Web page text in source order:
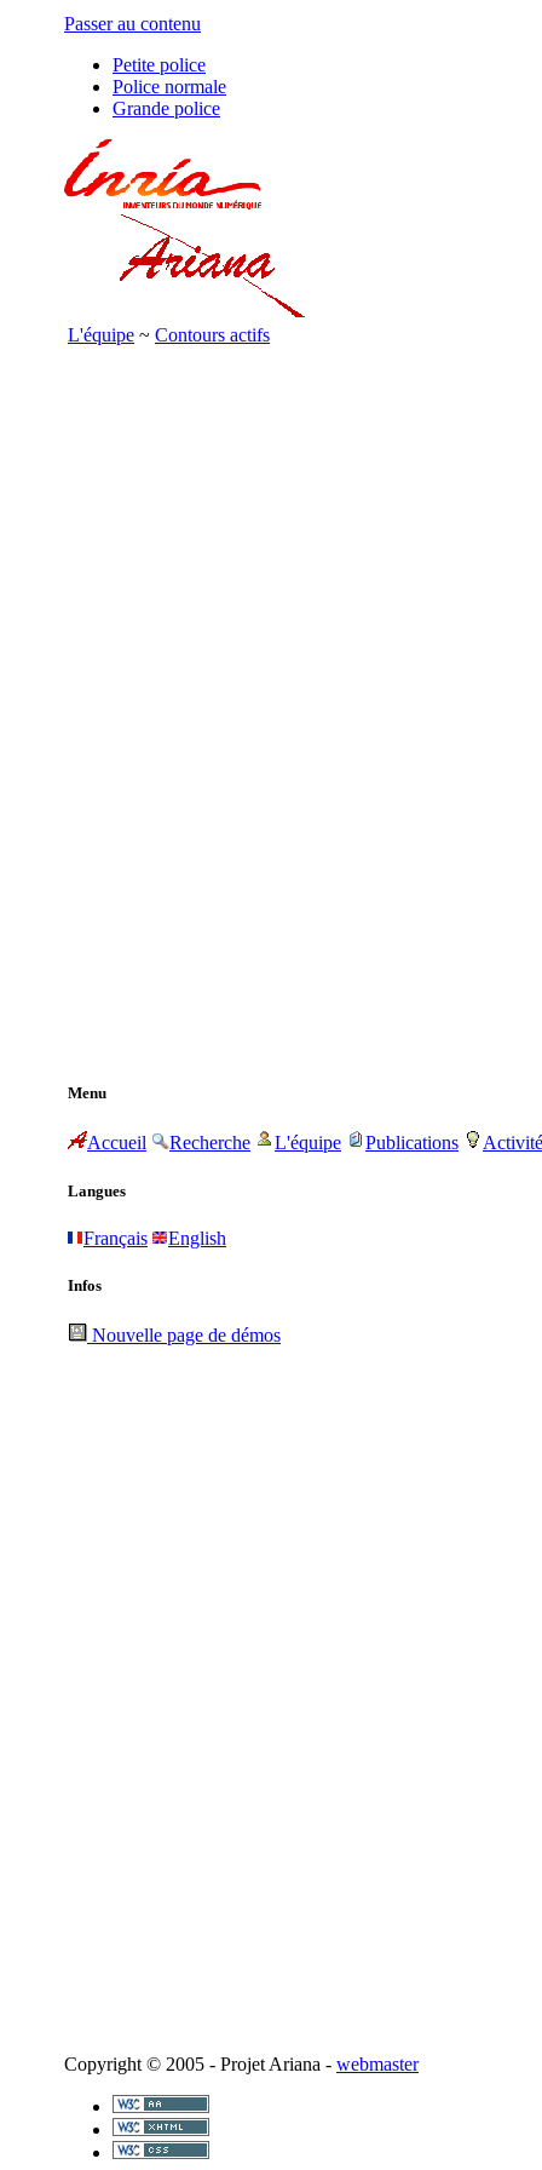
Passer au contenu
Petite police
Police normale
Grande police
L'équipe ~ Contours actifs
Menu
Accueil Recherche L'équipe Publications
Langues
Français English
Infos
Nouvelle page de démos
Copyright © 2005 - Projet Ariana - webmaster